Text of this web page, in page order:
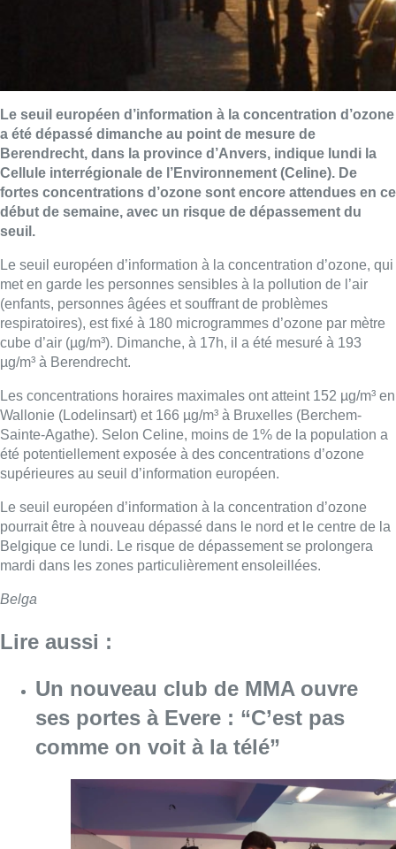
Le seuil européen d’information à la concentration d’ozone
a été dépassé dimanche au point de mesure de
Berendrecht, dans la province d’Anvers, indique lundi la
Cellule interrégionale de l’Environnement (Celine). De
fortes concentrations d’ozone sont encore attendues en ce
début de semaine, avec un risque de dépassement du
seuil.
Le seuil européen d’information à la concentration d’ozone, qui
met en garde les personnes sensibles à la pollution de l’air
(enfants, personnes âgées et souffrant de problèmes
respiratoires), est fixé à 180 microgrammes d’ozone par mètre
cube d’air (µg/m³). Dimanche, à 17h, il a été mesuré à 193
µg/m³ à Berendrecht.
Les concentrations horaires maximales ont atteint 152 µg/m³ en
Wallonie (Lodelinsart) et 166 µg/m³ à Bruxelles (Berchem-
Sainte-Agathe). Selon Celine, moins de 1% de la population a
été potentiellement exposée à des concentrations d’ozone
supérieures au seuil d’information européen.
Le seuil européen d’information à la concentration d’ozone
pourrait être à nouveau dépassé dans le nord et le centre de la
Belgique ce lundi. Le risque de dépassement se prolongera
mardi dans les zones particulièrement ensoleillées.
Belga
Lire aussi :
Un nouveau club de MMA ouvre
ses portes à Evere : “C’est pas
comme on voit à la télé”